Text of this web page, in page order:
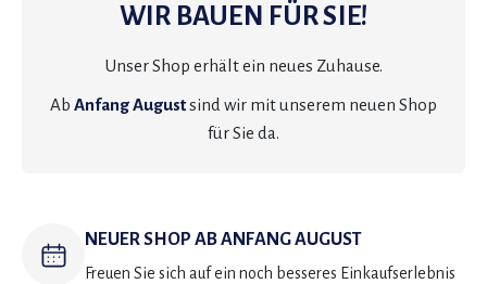
WIR BAUEN FÜR SIE!
Unser Shop erhält ein neues Zuhause.
Ab Anfang Augustsind wir mit unserem neuen Shop
für Sie da.
NEUER SHOP AB ANFANG AUGUST
Freuen Sie sich auf ein noch besseres Einkaufserlebnis